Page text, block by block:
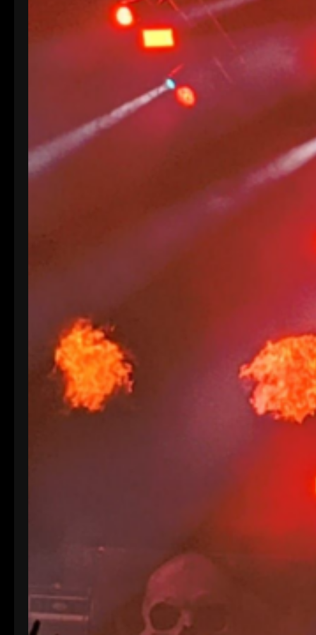
fantastikas bandas del punkrock , como son
agranel y anti-idols . Todo por la buena causa de
ondavallekana , no falteis a la cita